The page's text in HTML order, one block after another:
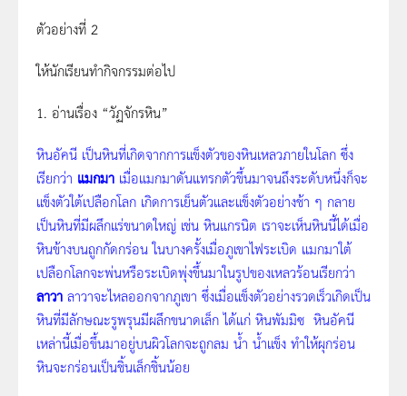
ตัวอย่างที่ 2
ให้นักเรียนทำกิจกรรมต่อไป
1. อ่านเรื่อง “วัฏจักรหิน”
หินอัคนี เป็นหินที่เกิดจากการแข็งตัวของหินเหลวภายในโลก ซึ่ง
เรียกว่า แมกมา เมื่อแมกมาดันแทรกตัวขึ้นมาจนถึงระดับหนึ่งก็จะ
แข็งตัวใต้เปลือกโลก เกิดการเย็นตัวและแข็งตัวอย่างช้า ๆ กลาย
เป็นหินที่มีผลึกแร่ขนาดใหญ่ เช่น หินแกรนิต เราจะเห็นหินนี้ได้เมื่อ
หินข้างบนถูกกัดกร่อน ในบางครั้งเมื่อภูเขาไฟระเบิด แมกมาใต้
เปลือกโลกจะพ่นหรือระเบิดพุ่งขึ้นมาในรูปของเหลวร้อนเรียกว่า
ลาวา ลาวาจะไหลออกจากภูเขา ซึ่งเมื่อแข็งตัวอย่างรวดเร็วเกิดเป็น
หินที่มีลักษณะรูพรุนมีผลึกขนาดเล็ก ได้แก่ หินพัมมิซ หินอัคนี
เหล่านี้เมื่อขึ้นมาอยู่บนผิวโลกจะถูกลม น้ำ น้ำแข็ง ทำให้ผุกร่อน
หินจะกร่อนเป็นชิ้นเล็กชิ้นน้อย